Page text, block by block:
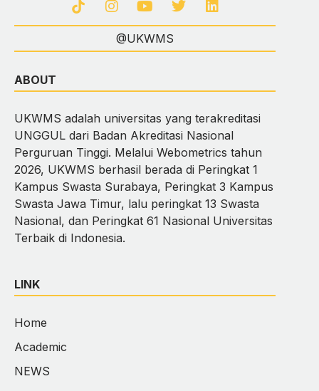
@UKWMS
ABOUT
UKWMS adalah universitas yang terakreditasi
UNGGUL dari Badan Akreditasi Nasional
Perguruan Tinggi. Melalui Webometrics tahun
2026, UKWMS berhasil berada di Peringkat 1
Kampus Swasta Surabaya, Peringkat 3 Kampus
Swasta Jawa Timur, lalu peringkat 13 Swasta
Nasional, dan Peringkat 61 Nasional Universitas
Terbaik di Indonesia.
LINK
Home
Academic
NEWS